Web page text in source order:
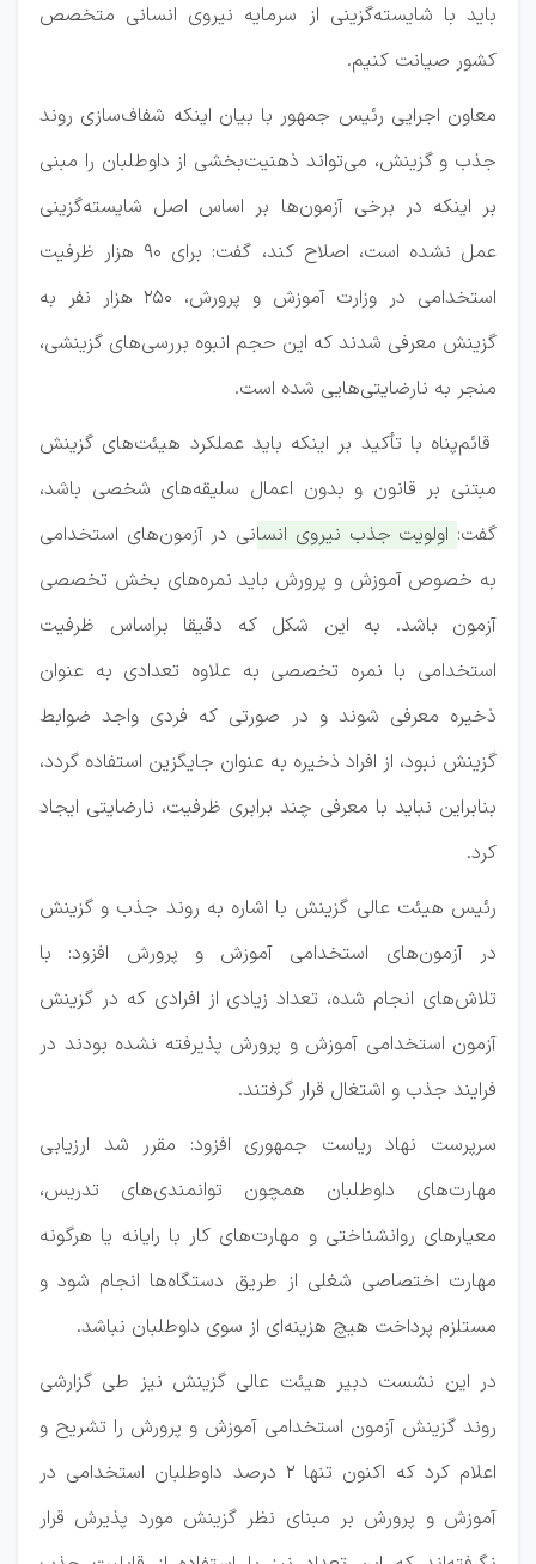
باید با شایسته‌گزینی از سرمایه نیروی انسانی متخصص
کشور صیانت کنیم.
معاون اجرایی رئیس جمهور با بیان اینکه شفاف‌سازی روند
جذب و گزینش، می‌تواند ذهنیت‌بخشی از داوطلبان را مبنی
بر اینکه در برخی آزمون‌ها بر اساس اصل شایسته‌گزینی
عمل نشده است، اصلاح کند، گفت: برای ۹۰ هزار ظرفیت
استخدامی در وزارت آموزش و پرورش، ۲۵۰ هزار نفر به
گزینش معرفی شدند که این حجم انبوه بررسی‌های گزینشی،
منجر به نارضایتی‌هایی شده است.
قائم‌پناه با تأکید بر اینکه باید عملکرد هیئت‌های گزینش
مبتنی بر قانون و بدون اعمال سلیقه‌های شخصی باشد،
گفت: اولویت جذب نیروی انسانی در آزمون‌های استخدامی
به خصوص آموزش و پرورش باید نمره‌های بخش تخصصی
آزمون باشد. به این شکل که دقیقا براساس ظرفیت
استخدامی با نمره تخصصی به علاوه تعدادی به عنوان
ذخیره معرفی شوند و در صورتی که فردی واجد ضوابط
گزینش نبود، از افراد ذخیره به عنوان جایگزین استفاده گردد،
بنابراین نباید با معرفی چند برابری ظرفیت، نارضایتی ایجاد
کرد.
رئیس هیئت عالی گزینش با اشاره به روند جذب و گزینش
در آزمون‌های استخدامی آموزش و پرورش افزود: با
تلاش‌های انجام شده، تعداد زیادی از افرادی که در گزینش
آزمون استخدامی آموزش و پرورش پذیرفته نشده بودند در
فرایند جذب و اشتغال قرار گرفتند.
سرپرست نهاد ریاست جمهوری افزود: مقرر شد ارزیابی
مهارت‌های داوطلبان همچون توانمندی‌های تدریس،
معیارهای روانشناختی و مهارت‌های کار با رایانه یا هرگونه
مهارت اختصاصی شغلی از طریق دستگاه‌ها انجام شود و
مستلزم پرداخت هیچ هزینه‌ای از سوی داوطلبان نباشد.
در این نشست دبیر هیئت عالی گزینش نیز طی گزارشی
روند گزینش آزمون استخدامی آموزش و پرورش را تشریح و
اعلام کرد که اکنون تنها ۲ درصد داوطلبان استخدامی در
آموزش و پرورش بر مبنای نظر گزینش مورد پذیرش قرار